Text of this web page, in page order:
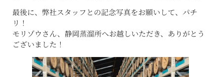
最後に、弊社スタッフとの記念写真をお願いして、パチ
リ！
モリゾウさん、静岡蒸溜所へお越しいただき、ありがとう
ございました！